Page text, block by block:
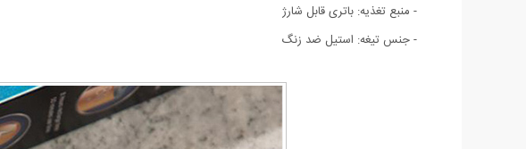
- منبع تغذیه: باتری قابل شارژ
- جنس تیغه: استیل ضد زنگ